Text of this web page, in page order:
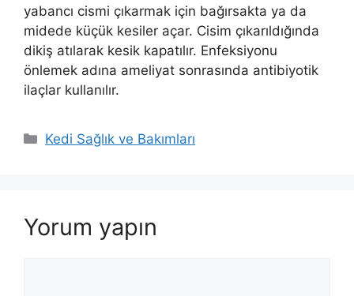
yabancı cismi çıkarmak için bağırsakta ya da
midede küçük kesiler açar. Cisim çıkarıldığında
dikiş atılarak kesik kapatılır. Enfeksiyonu
önlemek adına ameliyat sonrasında antibiyotik
ilaçlar kullanılır.
Kategoriler
Kedi Sağlık ve Bakımları
Yorum yapın